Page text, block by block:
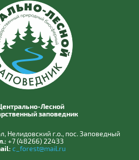
Лесной
заповедник
Нелидовский г.о., пос. Заповедный
+7 (48266) 22433
c_forest@mail.ru